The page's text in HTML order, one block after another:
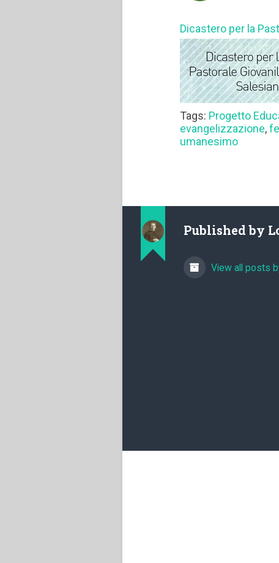
Dicastero per la
Tags: Progetto
evangelizzazione,
umanesimo
Published by
View all posts